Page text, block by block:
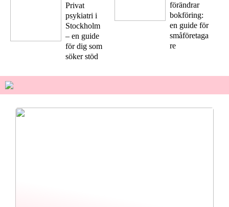
Privat
psykiatri i
Stockholm
– en guide
för dig som
söker stöd
förändrar
bokföring:
en guide för
småföretaga
re